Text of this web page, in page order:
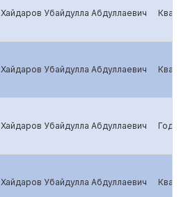
Хайдаров Убайдулла Абдуллаевич
Хайдаров Убайдулла Абдуллаевич
Хайдаров Убайдулла Абдуллаевич
Хайдаров Убайдулла Абдуллаевич